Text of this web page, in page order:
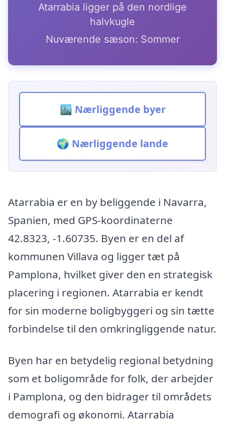
Atarrabia ligger på den nordlige
halvkugle
Nuværende sæson: Sommer
🏙️ Nærliggende byer
🌍 Nærliggende lande
Atarrabia er en by beliggende i Navarra,
Spanien, med GPS-koordinaterne
42.8323, -1.60735. Byen er en del af
kommunen Villava og ligger tæt på
Pamplona, hvilket giver den en strategisk
placering i regionen. Atarrabia er kendt
for sin moderne boligbyggeri og sin tætte
forbindelse til den omkringliggende natur.
Byen har en betydelig regional betydning
som et boligområde for folk, der arbejder
i Pamplona, og den bidrager til områdets
demografi og økonomi. Atarrabia